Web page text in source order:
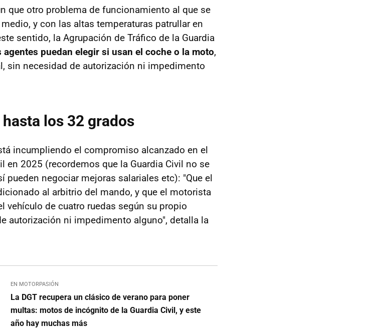
que otro problema de funcionamiento al que se
y con las altas temperaturas patrullar en
sentido, la Agrupación de Tráfico de la Guardia
agentes puedan elegir si usan el coche o la moto,
sin necesidad de autorización ni impedimento
los 32 grados
incumpliendo el compromiso alcanzado en el
en 2025 (recordemos que la Guardia Civil no se
pueden negociar mejoras salariales etc): "Que el
al arbitrio del mando, y que el motorista
vehículo de cuatro ruedas según su propio
autorización ni impedimento alguno", detalla la
EN MOTORPASIÓN
La DGT recupera un clásico de verano para poner
multas: motos de incógnito de la Guardia Civil, y este
año hay muchas más